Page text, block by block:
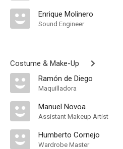
Enrique Molinero
Sound Engineer
Costume & Make-Up
Ramón de Diego
Maquilladora
Manuel Novoa
Assistant Makeup Artist
Humberto Cornejo
Wardrobe Master